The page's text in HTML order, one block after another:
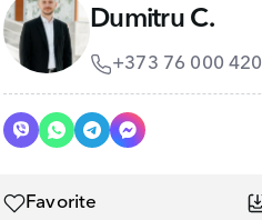
Dumitru C.
+373 76 000 420
Favorite